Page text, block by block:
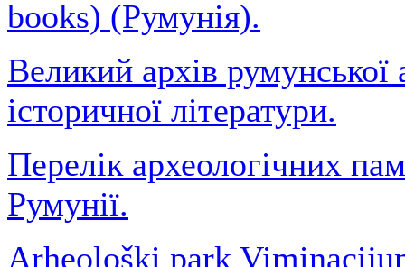
books) (Румунія).
Великий архів румунської
історичної літератури.
Перелік археологічних
Румунії.
Arheološki park